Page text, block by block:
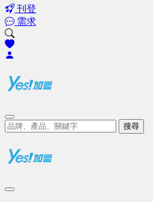
刊登
需求
搜尋